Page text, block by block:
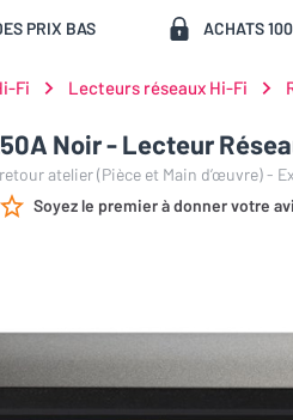
PRIX BAS ACHATS
Fi Lecteurs réseaux Hi-Fi
Noir - Lecteur
atelier (Pièce et Main d’œuvre) -
Soyez le premier à donner votre